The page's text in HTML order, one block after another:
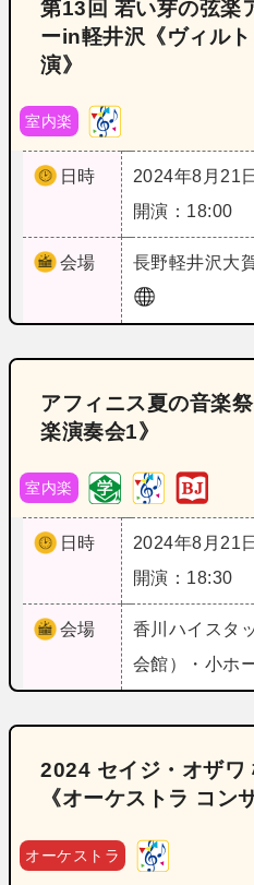
第13回 若い芽の弦楽
ーin軽井沢《ヴィル
演》
室内楽
日時
2024年8月21
開演：18:00
会場 長野軽井沢大
アフィニス夏の音楽
楽演奏会1》
室内楽
日時
2024年8月21
開演：18:30
会場 香川 ハイスタ
会館）・小ホ
2024 セイジ・オザワ
《オーケストラ コン
オーケストラ